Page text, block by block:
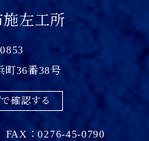
左工所
町36番38号
確認する
：0276-45-0790